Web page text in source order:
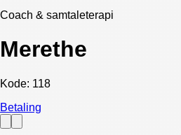
Coach & samtaleterapi
Merethe
Kode: 118
Betaling